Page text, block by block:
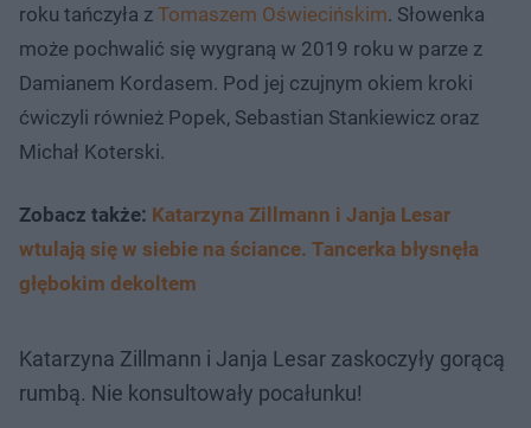
roku tańczyła z Tomaszem Oświecińskim. Słowenka
może pochwalić się wygraną w 2019 roku w parze z
Damianem Kordasem. Pod jej czujnym okiem kroki
ćwiczyli również Popek, Sebastian Stankiewicz oraz
Michał Koterski.
Zobacz także: Katarzyna Zillmann i Janja Lesar
wtulają się w siebie na ściance. Tancerka błysnęła
głębokim dekoltem
Katarzyna Zillmann i Janja Lesar zaskoczyły gorącą
rumbą. Nie konsultowały pocałunku!